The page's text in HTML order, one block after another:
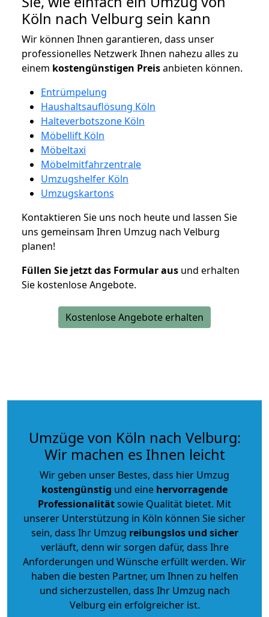
Köln nach Velburg sein kann
Wir können Ihnen garantieren, dass unser
professionelles Netzwerk Ihnen nahezu alles zu
einem kostengünstigen Preisanbieten können.
Entrümpelung
Haushaltsauflösung Köln
Halteverbotszone Köln
Möbellift Köln
Möbeltaxi
Möbelmitfahrzentrale
Umzugshelfer Köln
Umzugskartons
Kontaktieren Sie uns noch heute und lassen Sie
uns gemeinsam Ihren Umzug nach Velburg
planen!
Füllen Sie jetzt das Formular aus und erhalten
Sie kostenlose Angebote.
Kostenlose Angebote erhalten
Umzüge von Köln nach Velburg:
Wir machen es Ihnen leicht
Wir geben unser Bestes, dass hier Umzug
kostengünstig und eine hervorragende
Professionalitätsowie Qualität bietet. Mit
unserer Unterstützung in Köln können Sie sicher
sein, dass Ihr Umzug reibungslos und sicher
verläuft, denn wir sorgen dafür, dass Ihre
Anforderungen und Wünsche erfüllt werden. Wir
haben die besten Partner, um Ihnen zu helfen
und sicherzustellen, dass Ihr Umzug nach
Velburg ein erfolgreicher ist.